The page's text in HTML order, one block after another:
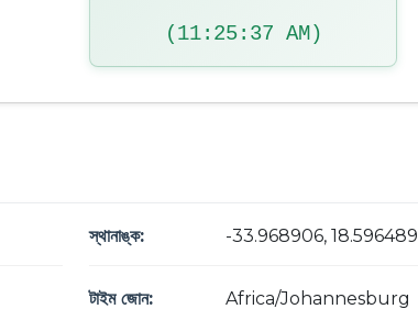
(11:25:38 AM)
স্থানাঙ্ক: -33.968906, 18.596489
টাইম জোন: Africa/Johannesburg